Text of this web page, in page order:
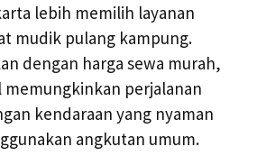
lebih memilih layanan
mudik pulang kampung.
dengan harga sewa murah,
memungkinkan perjalanan
kendaraan yang nyaman
angkutan umum.